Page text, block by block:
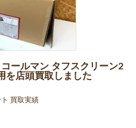
ールマン タフスクリーン2
を店頭買取しました
ト 買取実績